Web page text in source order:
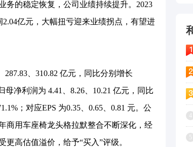
务的稳定恢复，公司业绩持续提升。2023
亿元，大幅扭亏迎来业绩拐点，有望进
、310.82 亿元，同比分别增长
母净利润为 4.41、8.26、10.21 亿元，同比
；对应EPS 为0.35、0.65、0.81 元。公
商用车座椅龙头格拉默整合不断深化，经
高估值溢价，给予“买入”评级。
4
5